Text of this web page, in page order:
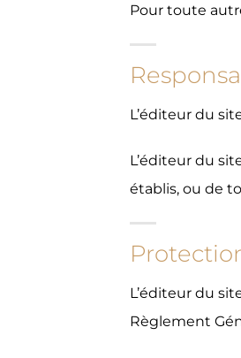
Pour toute
L’éditeur du
L’éditeur du
établis, ou de
L’éditeur du
Règlement